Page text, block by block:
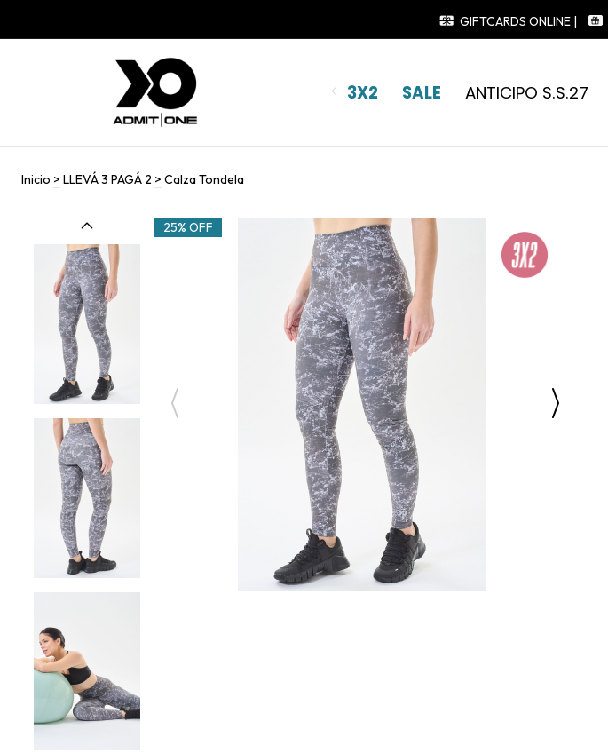
GIFTCARDS ONLINE |
3X2 SALE ANTICIPO S.S.27
Inicio > LLEVÁ 3 PAGÁ 2 > Calza Tondela
25% OFF